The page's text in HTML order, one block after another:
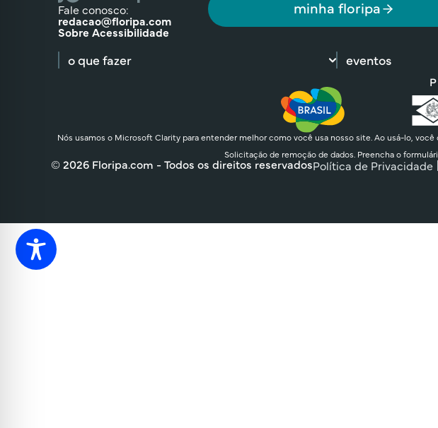
Fale conosco:
redacao@floripa.com
Sobre Acessibilidade
minha floripa
o que fazer eventos
Nós usamos o Microsoft Clarity para entender melhor como você usa nosso site. Ao usá-lo,
Solicitação de remoção de dados. Preencha o
© 2026 Floripa.com - Todos os direitos reservadosPolítica de Privacidade